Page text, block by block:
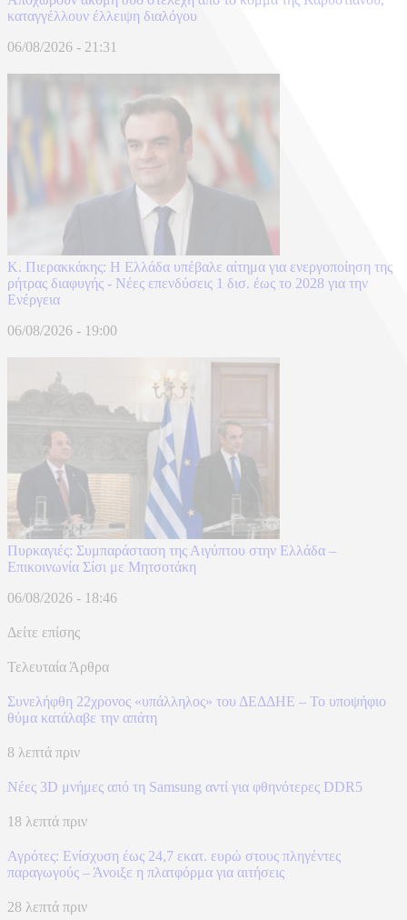
καταγγέλλουν έλλειψη διαλόγου
06/08/2026 - 21:31
Κ. Πιερακκάκης: Η Ελλάδα υπέβαλε αίτημα για ενεργοποίηση της
ρήτρας διαφυγής - Νέες επενδύσεις 1 δισ. έως το 2028 για την
Ενέργεια
06/08/2026 - 19:00
Πυρκαγιές: Συμπαράσταση της Αιγύπτου στην Ελλάδα –
Επικοινωνία Σίσι με Μητσοτάκη
06/08/2026 - 18:46
Δείτε επίσης
Τελευταία Άρθρα
Συνελήφθη 22χρονος «υπάλληλος» του ΔΕΔΔΗΕ – Το υποψήφιο
θύμα κατάλαβε την απάτη
8 λεπτά πριν
Νέες 3D μνήμες από τη Samsung αντί για φθηνότερες DDR5
18 λεπτά πριν
Αγρότες: Ενίσχυση έως 24,7 εκατ. ευρώ στους πληγέντες
παραγωγούς – Άνοιξε η πλατφόρμα για αιτήσεις
28 λεπτά πριν